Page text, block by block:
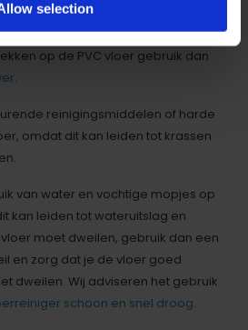
selection
op de PVC vloer gebruik dan
.
reinigingsmiddelen of harde
omdat dit kan leiden tot krassen
van water en vochtige mopjes op
kan leiden tot wateruitslag en
moet dweilen, gebruik dan een
en zorg dat je de vloer goed
dweilen. Wij adviseren het gebruik
schoon en snel droog.